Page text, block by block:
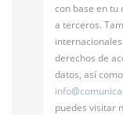
con base en tu
a terceros.
derechos de
datos, así
info@
puedes visitar